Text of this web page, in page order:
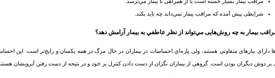
شرایطی پيش‌ آمده که مراقب بیمار نمي‌داند چه باید بکند.
دارای نیازهای متفاوتي هستند، ولی پاره‌اي احساسات در بیماران در حال مرگ در همه يكسان و رایج‌تر است. این
بر دوش دیگران بودن است. گروهي از بیماران نگران از دست دادن کنترل بر خود و در نتیجه از دست رفتن آبرویشان